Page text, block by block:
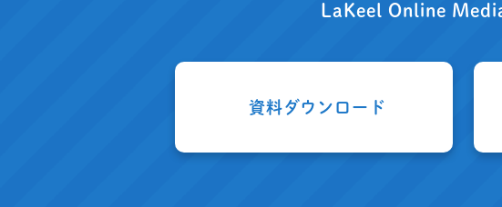
LaKeel Online
資料ダウンロード